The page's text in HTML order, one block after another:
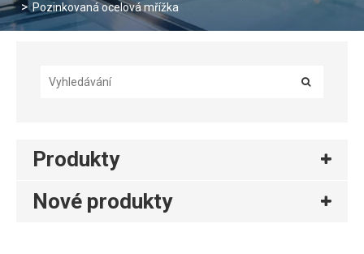
Pozinkovaná ocelová mřížka
Produkty
Nové produkty